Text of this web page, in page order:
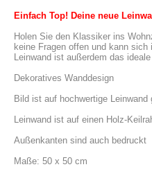
Einfach Top! Deine neue
Holen Sie den Klassiker ins
keine Fragen offen und kann
Leinwand ist außerdem das
Dekoratives Wanddesign
Bild ist auf hochwertige Leinwand
Leinwand ist auf einen Holz-
Außenkanten sind auch bedruckt
Maße: 50 x 50 cm